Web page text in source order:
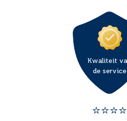
Kwaliteit
de service
⭐️⭐️⭐️️⭐️️